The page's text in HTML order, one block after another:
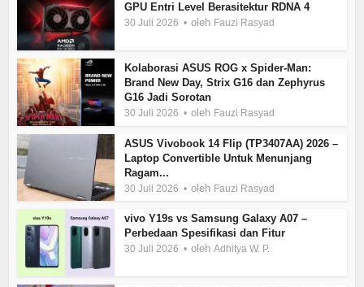
GPU Entri Level Berasitektur RDNA 4
30 Juli 2026 oleh Fauzi Rasyad
Kolaborasi ASUS ROG x Spider-Man:
Brand New Day, Strix G16 dan Zephyrus
G16 Jadi Sorotan
30 Juli 2026 oleh Fauzi Rasyad
ASUS Vivobook 14 Flip (TP3407AA) 2026 –
Laptop Convertible Untuk Menunjang
Ragam...
30 Juli 2026 oleh Fauzi Rasyad
vivo Y19s vs Samsung Galaxy A07 –
Perbedaan Spesifikasi dan Fitur
30 Juli 2026 olehAdhitya W. P.